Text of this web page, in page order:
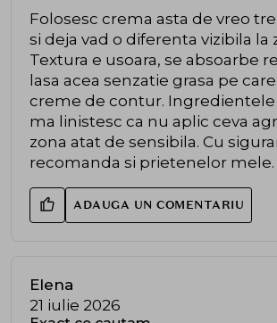
Folosesc crema asta de vreo
si deja vad o diferenta vizibila la
Textura e usoara, se absoarbe
lasa acea senzatie grasa pe
creme de contur.
ma linistesc ca nu aplic ceva
zona atat de sensibila. Cu
recomanda si prietenelor mele.
ADAUGA UN COMENTARIU
Elena
21 iulie 2026